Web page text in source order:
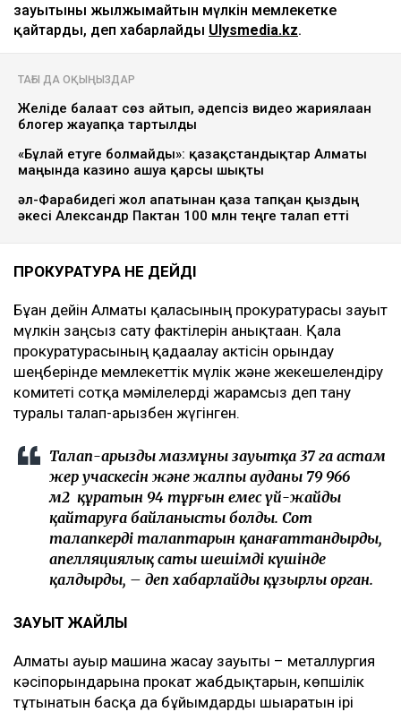
зауытының жылжымайтын мүлкін мемлекетке
қайтарды, деп хабарлайды Ulysmedia.kz.
ТАҒЫ ДА ОҚЫҢЫЗДАР
Желіде балағат сөз айтып, әдепсіз видео жариялаған
блогер жауапқа тартылды
«Бұлай етуге болмайды»: қазақстандықтар Алматы
маңында казино ашуға қарсы шықты
әл-Фарабидегі жол апатынан қаза тапқан қыздың
әкесі Александр Пактан 100 млн теңге талап етті
ПРОКУРАТУРА НЕ ДЕЙДІ
Бұған дейін Алматы қаласының прокуратурасы зауыт
мүлкін заңсыз сату фактілерін анықтаған. Қала
прокуратурасының қадағалау актісін орындау
шеңберінде мемлекеттік мүлік және жекешелендіру
комитеті сотқа мәмілелерді жарамсыз деп тану
туралы талап-арызбен жүгінген.
Талап-арыздың мазмұны зауытқа 37 га астам
жер учаскесін және жалпы ауданы 79 966
м2 құратын 94 тұрғын емес үй-жайды
қайтаруға байланысты болды. Сот
талапкердің талаптарын қанағаттандырды,
апелляциялық саты шешімді күшінде
қалдырды, – деп хабарлайды құзырлы орган.
ЗАУЫТ ЖАЙЛЫ
Алматы ауыр машина жасау зауыты – металлургия
кәсіпорындарына прокат жабдықтарын, көпшілік
тұтынатын басқа да бұйымдарды шығаратын ірі